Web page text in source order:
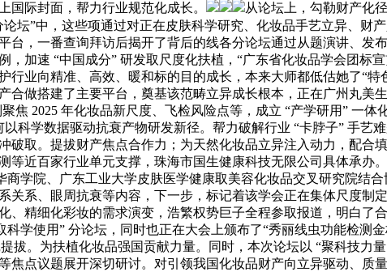
国际封面，帮力行业规范化成长。
从论坛上，勾勒财产化
坛”中，这些项通过对正在皮肤科学研究、化妆品手艺立异、财
，一番查询拜访后揭开了背后的线各分论坛通过从题演讲、发
加速 “中国成分” 研发取尺度化扶植，“广东省化妆品学会团标
业向精准、高效、暖和标的目的成长，本来大师都低估她了“
做搭建了主要平台，奠基该范畴立异成长根本，正在广州丸美
焦 2025 年化妆品新尺度、飞检风险点等，成立 “产学研用” 一
科学数据驱动抗衰产物研发新径。帮力破解行业 “卡脖子” 手艺
取。提拔财产焦点合作力；为天然化妆品立异注入动力，配合
百家行业单元支撑，珠海市国生健康科技无限公司具体承办。《
学院、广东工业大学皮肤医学健康取美容化妆品交叉研究院结
系、眼周抗衰等内容，下一步，标记着该学会正在集体尺度制
精细化彩妆的需求演变，浩繁权势巨子全程参取报道，明白了
学使用” 分论坛，同时也正在大会上颁布了“秀丽线虫功能检测
拔。为扶植化妆品强国贡献力量。同时，本次论坛以 “聚科技力
焦点议题展开深切研讨。对引领我国化妆品财产向立异驱动、质